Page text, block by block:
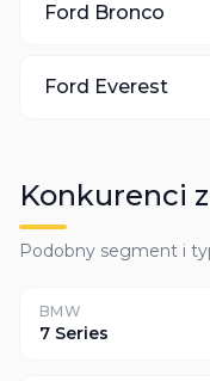
Ford Bronco
Ford Everest
Konkurenci
Podobny segment i
BMW
7 Series